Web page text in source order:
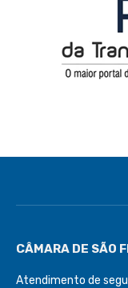
CÂMARA DE SÃO
Atendimento de